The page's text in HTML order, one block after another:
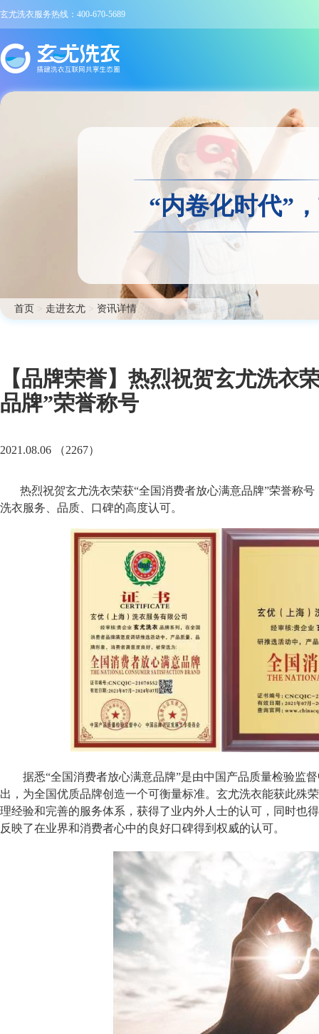
玄尤洗衣服务热线：400-670-5689
“内卷化时代”
首页 > 走进玄尤 > 资讯详情
【品牌荣誉】热烈祝贺玄尤洗衣
品牌”荣誉称号
2021.08.06 （2267）
热烈祝贺玄尤洗衣荣获“全国消费者放心满意品牌”荣誉称号
洗衣服务、品质、口碑的高度认可。
据悉“全国消费者放心满意品牌”是由中国产品质量检验监
出，为全国优质品牌创造一个可衡量标准。玄尤洗衣能获此殊
理经验和完善的服务体系，获得了业内外人士的认可，同时也
反映了在业界和消费者心中的良好口碑得到权威的认可。